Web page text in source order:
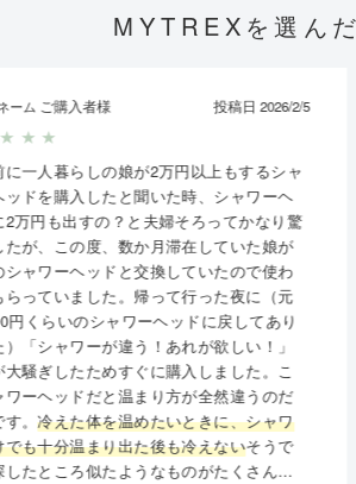
MYTREXを選ん
ニックネーム ご購入者様
半月ほど使用しました。
温泉で使用した某シャワーヘッドに
入しようとしましたが、予算が合わ
クーポンが配信されていたこちらを
た。
結果、満足度高いです。ミストモー
暖かく肌に優しい感じがします。使
番嬉しいのはお風呂からあがっても
カポカなところです。
このまま継続して使ってみて、ガス
がどれくらい変わるのか楽しみです
ていると嬉しい。